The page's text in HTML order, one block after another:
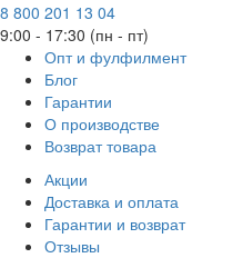
8 800 201 13 04
9:00 - 17:30 (пн - пт)
Опт и фулфилмент
Блог
Гарантии
О производстве
Возврат товара
Акции
Доставка и оплата
Гарантии и возврат
Отзывы